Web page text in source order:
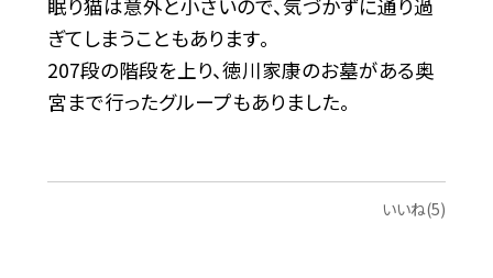
眠り猫は意外と小さいので、気づかずに通り過
ぎてしまうこともあります。
207段の階段を上り、徳川家康のお墓がある奥
宮まで行ったグループもありました。
いいね(5)